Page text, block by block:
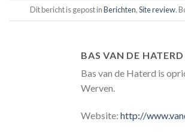
Dit bericht is gepost inBerichten,Site review.
BAS VAN DE HATERD
Bas van de Haterd is
Werven.
Website: http://